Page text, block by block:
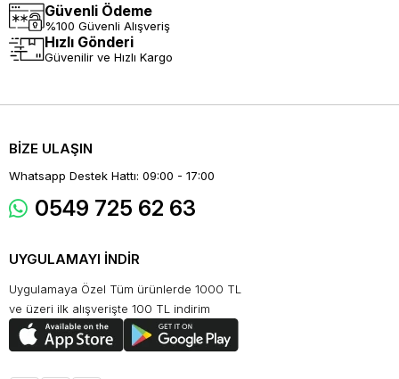
Güvenli Ödeme
%100 Güvenli Alışveriş
Hızlı Gönderi
Güvenilir ve Hızlı Kargo
BİZE ULAŞIN
Whatsapp Destek Hattı: 09:00 - 17:00
0549 725 62 63
UYGULAMAYI İNDİR
Uygulamaya Özel Tüm ürünlerde 1000 TL
ve üzeri ilk alışverişte 100 TL indirim